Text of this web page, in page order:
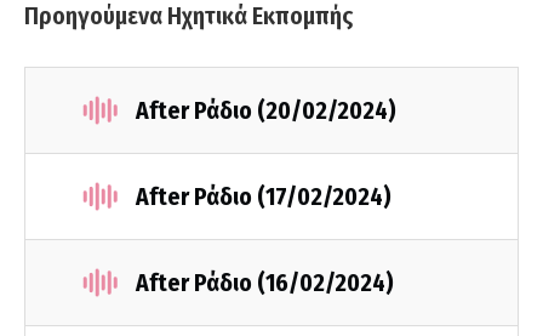
Προηγούμενα Ηχητικά Εκπομπής
After Ράδιο (20/02/2024)
After Ράδιο (17/02/2024)
After Ράδιο (16/02/2024)